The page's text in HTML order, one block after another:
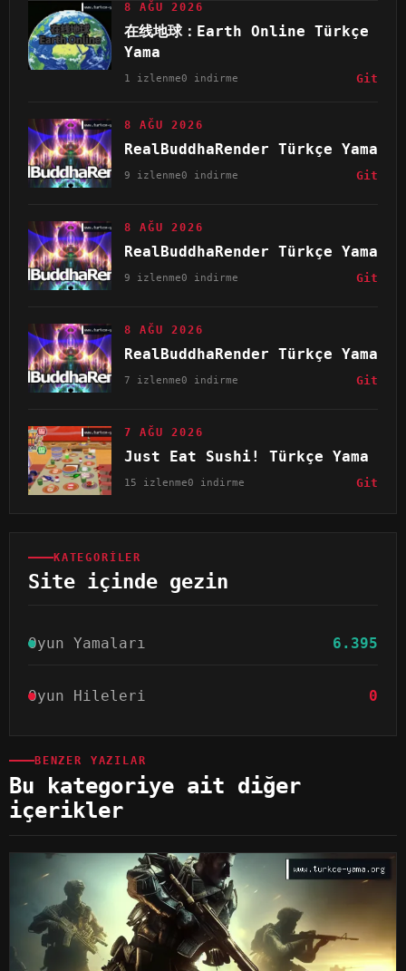
8 AĞU 2026
在线地球：Earth Online Türkçe
Yama
1 izlenme0 indirme Git
8 AĞU 2026
RealBuddhaRender Türkçe Yama
9 izlenme0 indirme Git
8 AĞU 2026
RealBuddhaRender Türkçe Yama
9 izlenme0 indirme Git
8 AĞU 2026
RealBuddhaRender Türkçe Yama
7 izlenme0 indirme Git
7 AĞU 2026
Just Eat Sushi! Türkçe Yama
15 izlenme0 indirme Git
KATEGORILER
Site içinde gezin
Oyun Yamaları 6.395
Oyun Hileleri 0
BENZER YAZILAR
Bu kategoriye ait diğer
içerikler